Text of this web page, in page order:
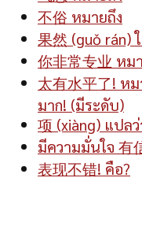
不俗 หมายถึง
果然 (guǒ rán)
你非常专业 หม
太有水平了! หม
มาก! (มีระดับ)
项 (xiàng) แปลว่
มีความมั่นใจ 有
表现不错! คือ?